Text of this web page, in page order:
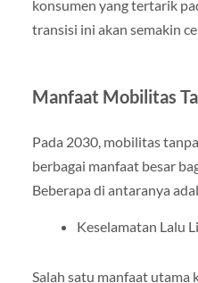
konsumen yang tertarik
transisi ini akan semakin
Manfaat Mobilitas
Pada 2030, mobilitas
berbagai manfaat besar
Beberapa di antaranya
Keselamatan Lalu
Salah satu manfaat utama